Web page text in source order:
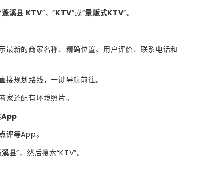
蓬溪县 KTV”、“KTV”或“量贩式KTV”。
最新的商家名称、精确位置、用户评价、联系电话和
接规划路线，一键导航前往。
家还配有环境照片。
App
评等App。
县”，然后搜索“KTV”。